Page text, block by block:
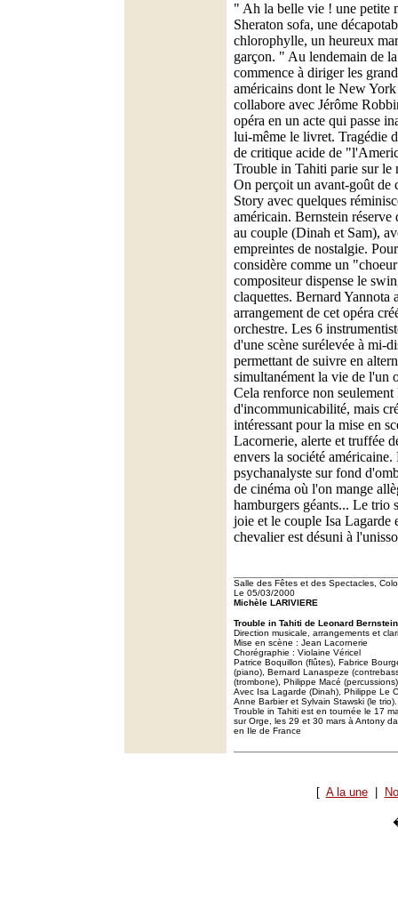
" Ah la belle vie ! une petite
Sheraton sofa, une
chlorophylle, un heureux
garçon. " Au lendemain de
commence à diriger les
américains dont le New
collabore avec Jérôme
opéra en un acte qui passe
lui-même le livret. Tragédie
de critique acide de
Trouble in Tahiti parie sur le
On perçoit un avant-goût de
Story avec quelques
américain. Bernstein réserve
au couple (Dinah et Sam),
empreintes de nostalgie.
considère comme un
compositeur dispense le
claquettes. Bernard Yannota
arrangement de cet opéra
orchestre. Les 6
d'une scène surélevée à mi-
permettant de suivre en
simultanément la vie de l'un
Cela renforce non seulement
d'incommunicabilité, mais
intéressant pour la mise en
Lacornerie, alerte et truffée
envers la société
psychanalyste sur fond
de cinéma où l'on mange
hamburgers géants... Le trio
joie et le couple Isa Lagarde
chevalier est désuni à
Salle des Fêtes et des Spectacles,
Le 05/03/2000
Michèle LARIVIERE
Trouble in Tahiti de Leonard
Direction musicale, arrangements et
Mise en scène : Jean Lacornerie
Chorégraphie : Violaine Véricel
Patrice Boquillon (flûtes), Fabrice
(piano), Bernard Lanaspeze
(trombone), Philippe Macé
Avec Isa Lagarde (Dinah), Philippe Le
Anne Barbier et Sylvain Stawski (le trio).
Trouble in Tahiti est en tournée le 17
sur Orge, les 29 et 30 mars à Antony
en Ile de France
[ A la une|